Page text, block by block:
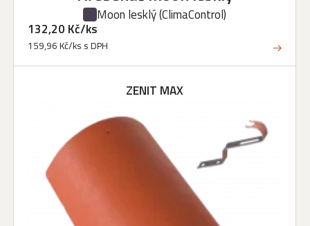
Moon lesklý(ClimaControl)
132,20 Kč/ks
159,96 Kč/ks s DPH
ZENIT MAX